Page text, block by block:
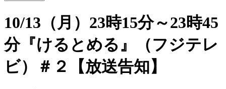
10/13（月）23時15分～23時45
分『けるとめる』（フジテレ
ビ）＃２【放送告知】